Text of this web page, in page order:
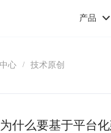
产品
心 / 技术原创
什么要基于平台化